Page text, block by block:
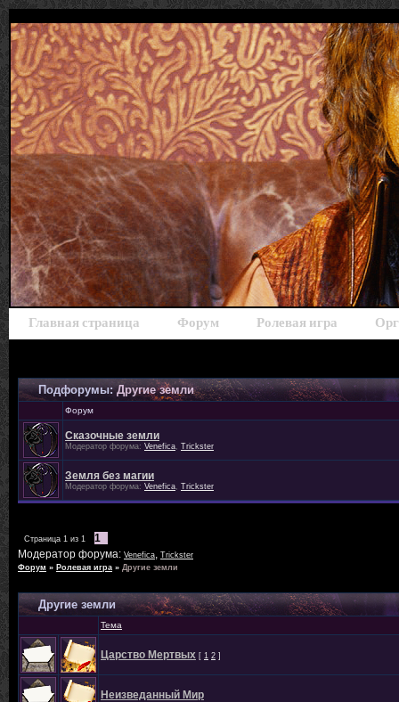
Главная страница Форум Ролевая игра
Подфорумы:Другие земли
Форум
Сказочные земли
Модератор форума: Venefica, Trickster
Земля без магии
Модератор форума: Venefica, Trickster
Страница 1 из 1
1
Модератор форума: Venefica, Trickster
Форум » Ролевая игра » Другие земли
Другие земли
Тема
Царство Мертвых [ 1 2 ]
Неизведанный Мир